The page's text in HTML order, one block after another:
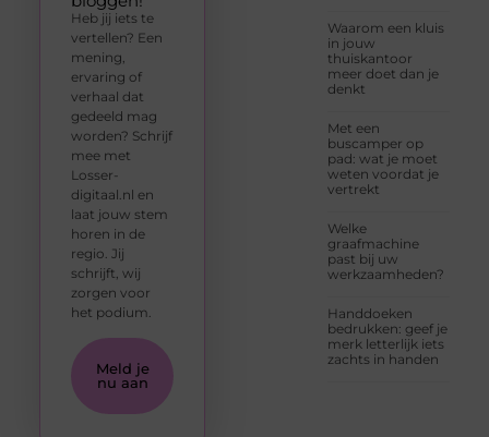
Waarom een kluis
in jouw
thuiskantoor
meer doet dan je
denkt
Met een
buscamper op
pad: wat je moet
weten voordat je
vertrekt
Welke
graafmachine
past bij uw
werkzaamheden?
Handdoeken
bedrukken: geef je
merk letterlijk iets
zachts in handen
Heb jij iets te
vertellen? Een
mening,
ervaring of
verhaal dat
gedeeld mag
worden? Schrijf
mee met
Losser-
digitaal.nl en
laat jouw stem
horen in de
regio. Jij
schrijft, wij
zorgen voor
het podium.
Meld je
nu aan